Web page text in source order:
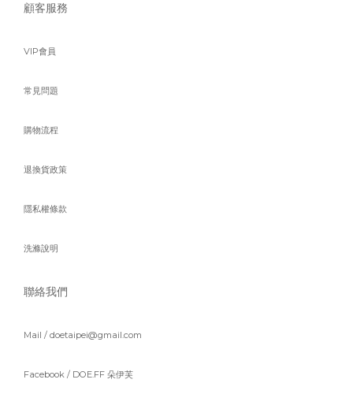
顧客服務
VIP會員
常見問題
購物流程
退換貨政策
隱私權條款
洗滌說明
聯絡我們
Mail / doetaipei@gmail.com
Facebook / DOE.FF 朵伊芙